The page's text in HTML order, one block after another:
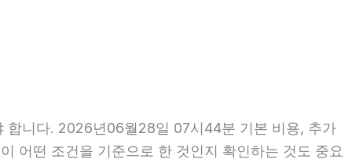
합니다. 2026년06월28일 07시44분 기본 비용, 추가
어떤 조건을 기준으로 한 것인지 확인하는 것도 중요